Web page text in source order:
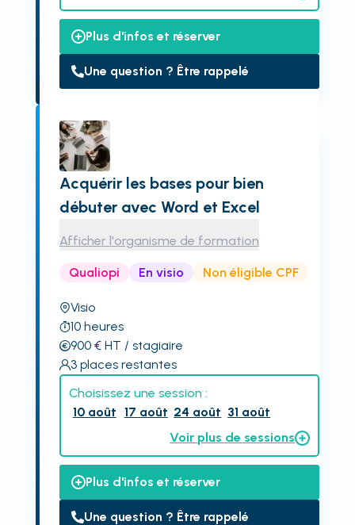
Plus d'infos et réserver
Une question ? Être rappelé
Acquérir les bases pour bien
débuter avec Word et Excel
Afficher l'organisme de formation
Qualiopi En visio Non éligible CPF
Visio
10 heures
900€ HT / stagiaire
3 places restantes
Choisissez une session :
10 août 17 août 24 août 31 août
Voir plus de sessions
Plus d'infos et réserver
Une question ? Être rappelé